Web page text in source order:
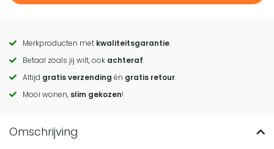
Call
to
actions
Merkproducten met kwaliteitsgarantie.
Betaal zoals jij wilt, ook achteraf.
Altijd gratis verzending én gratis retour.
Mooi wonen, slim gekozen!